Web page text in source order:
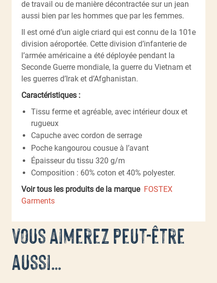
de travail ou de manière décontractée sur un jean
aussi bien par les hommes que par les femmes.
Il est orné d’un aigle criard qui est connu de la 101e
division aéroportée. Cette division d’infanterie de
l’armée américaine a été déployée pendant la
Seconde Guerre mondiale, la guerre du Vietnam et
les guerres d’Irak et d’Afghanistan.
Caractéristiques :
Tissu ferme et agréable, avec intérieur doux et
rugueux
Capuche avec cordon de serrage
Poche kangourou cousue à l’avant
Épaisseur du tissu 320 g/m
Composition : 60% coton et 40% polyester.
Voir tous les produits de la marque FOSTEX
Garments
Vous aimerez peut-être
aussi…